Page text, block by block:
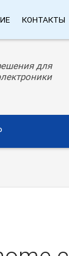
КОНТАКТЫ
для